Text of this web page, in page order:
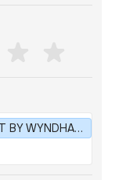
LARA 5*